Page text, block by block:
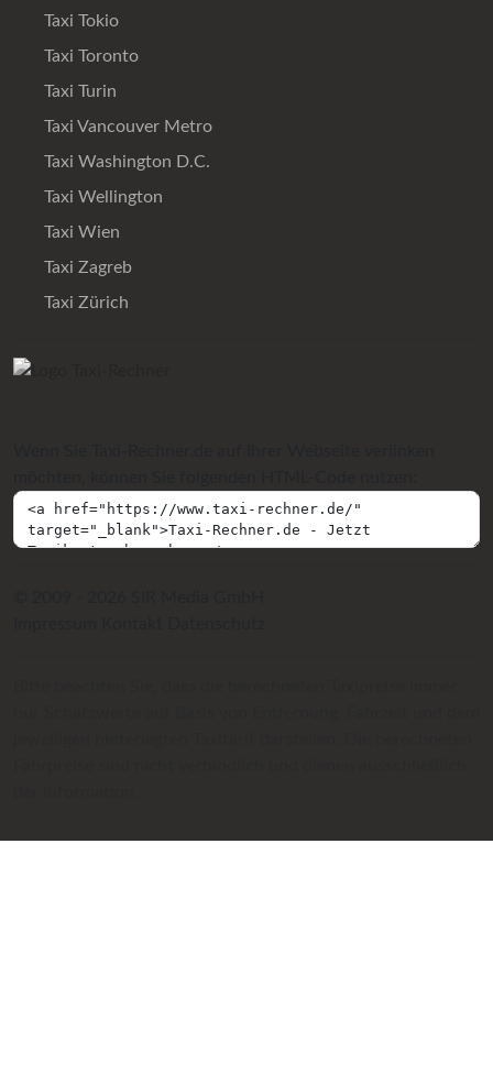
Taxi Tokio
Taxi Toronto
Taxi Turin
Taxi Vancouver Metro
Taxi Washington D.C.
Taxi Wellington
Taxi Wien
Taxi Zagreb
Taxi Zürich